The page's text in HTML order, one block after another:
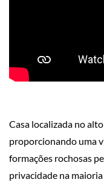
Casa localizada no
proporcionando uma
formações rochosas
privacidade na